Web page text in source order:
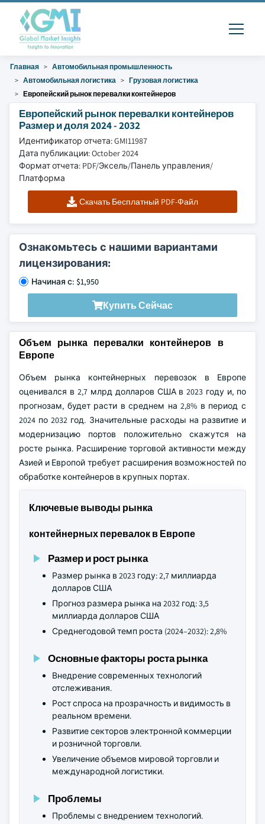
Главная
Автомобильная промышленность
Автомобильная логистика
Грузовая логистика
Европейский рынок перевалки контейнеров
Европейский рынок перевалки контейнеров
Размер и доля 2024 - 2032
Идентификатор отчета: GMI11987
Дата публикации: October 2024
Формат отчета: PDF/Эксель/Панель управления/
Платформа
Скачать Бесплатный PDF-Файл
Ознакомьтесь с нашими вариантами
лицензирования:
Начиная с: $1,950
Купить Сейчас
Объем рынка перевалки контейнеров в
Европе
Объем рынка контейнерных перевозок в Европе
оценивался в 2,7 млрд долларов США в 2023 году и, по
прогнозам, будет расти в среднем на 2,8% в период с
2024 по 2032 год. Значительные расходы на развитие и
модернизацию портов положительно скажутся на
росте рынка. Расширение торговой активности между
Азией и Европой требует расширения возможностей по
обработке контейнеров в крупных портах.
Ключевые выводы рынка
контейнерных перевалок в Европе
Размер и рост рынка
Размер рынка в 2023 году: 2,7 миллиарда
долларов США
Прогноз размера рынка на 2032 год: 3,5
миллиарда долларов США
Среднегодовой темп роста (2024–2032): 2,8%
Основные факторы роста рынка
Внедрение современных технологий
отслеживания.
Рост спроса на прозрачность и видимость в
реальном времени.
Развитие секторов электронной коммерции
и розничной торговли.
Увеличение объемов мировой торговли и
международной логистики.
Проблемы
Проблемы с внедрением технологий.